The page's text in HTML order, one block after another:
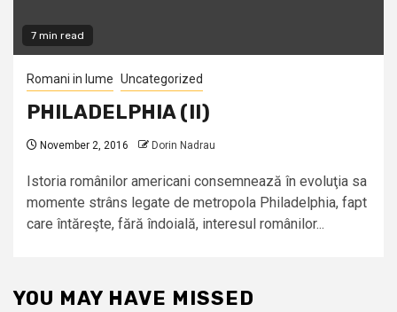
7 min read
Romani in lume Uncategorized
PHILADELPHIA (II)
November 2, 2016 Dorin Nadrau
Istoria românilor americani consemnează în evoluţia sa
momente strâns legate de metropola Philadelphia, fapt
care întăreşte, fără îndoială, interesul românilor...
YOU MAY HAVE MISSED